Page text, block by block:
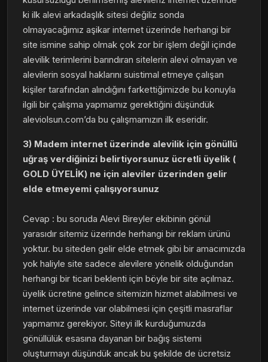
ki ilk alevi arkadaşlık sitesi değiliz sonda
olmayacağımız aşikar internet üzerinde herhangi bir
site ismine sahip olmak çok zor bir işlem değil içinde
alevilik terimlerini barındıran sitelerin alevi olmayan ve
alevilerin sosyal haklarını suistimal etmeye çalışan
kişiler tarafından alındığını farkettiğimizde bu konuyla
ilgili bir çalışma yapmamız gerektiğini düşündük
aleviolsun.com’da bu çalışmamızın ilk eseridir.
3) Madem internet üzerinde alevilik için gönüllü
uğraş verdiğinizi belirtiyorsunuz ücretli üyelik (
GOLD ÜYELİK) ne için aleviler üzerinden gelir
elde etmeyemi çalışıyorsunuz
Cevap : bu soruda Alevi Bireyler ekibinin gönül
yarasıdır sitemiz üzerinde herhangi bir reklam ürünü
yoktur. bu siteden gelir elde etmek gibi bir amacımızda
yok haliyle site sadece alevilere yönelik olduğundan
herhangi bir ticari beklenti için böyle bir site açılmaz.
üyelik ücretine gelince sitemizin hizmet alabilmesi ve
internet üzerinde var olabilmesi için çeşitli masraflar
yapmamız gerekiyor. Siteyi ilk kurduğumuzda
gönüllülük esasına dayanan bir bağış sistemi
oluşturmayı düşündük ancak bu şekilde de ücretsiz